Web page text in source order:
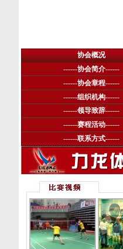
协会概况
------协会简介------
------协会章程------
------组织机构------
------领导致辞------
------赛程活动------
------联系方式------